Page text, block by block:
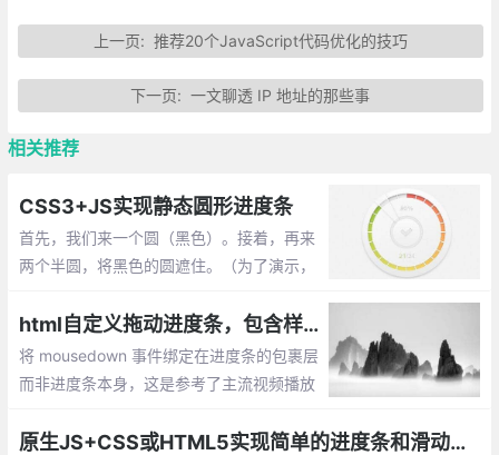
上一页: 推荐20个JavaScript代码优化的技巧
下一页:一文聊透 IP 地址的那些事
相关推荐
CSS3+JS实现静态圆形进度条
首先，我们来一个圆（黑色）。接着，再来
两个半圆，将黑色的圆遮住。（为了演示，
旋转右侧蓝色的半圆，下面的黑色圆就会暴
露出来，比如我们旋转45度（12.5%），效
果出来了。
html自定义拖动进度条，包含样式和事件
将 mousedown 事件绑定在进度条的包裹层
而非进度条本身，这是参考了主流视频播放
在滚动条外的移动，本文使用 clientX 来计
原生JS+CSS或HTML5实现简单的进度条和滑动条效果